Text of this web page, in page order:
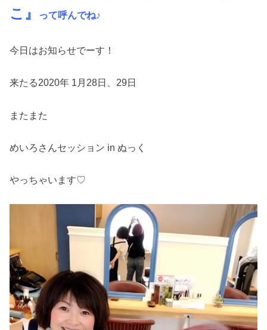
こ』
って呼んでね♪
今日はお知らせでーす！
来たる2020年 1月28日、29日
またまた
めいろさんセッション in ぬっく
やっちゃいます♡